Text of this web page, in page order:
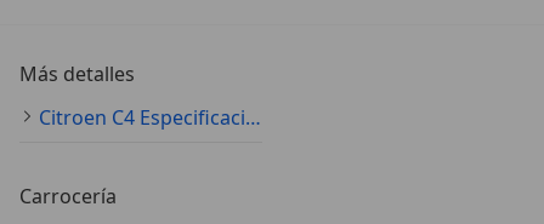
Más detalles
Citroen C4 Especificaciones técnicas
Carrocería